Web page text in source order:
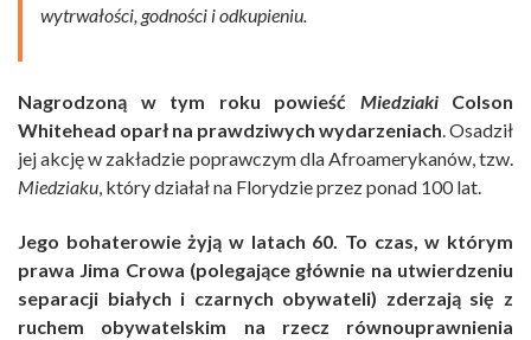
wytrwałości, godności i odkupieniu.
Nagrodzoną w tym roku powieść MiedziakiColson
Whitehead oparł na prawdziwych wydarzeniach. Osadził
jej akcję w zakładzie poprawczym dla Afroamerykanów, tzw.
Miedziaku, który działał na Florydzie przez ponad 100 lat.
Jego bohaterowie żyją w latach 60. To czas, w którym
prawa Jima Crowa (polegające głównie na utwierdzeniu
separacji białych i czarnych obywateli) zderzają się z
ruchem obywatelskim na rzecz równouprawnienia